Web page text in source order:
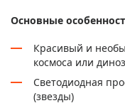
Основные
Красивый и
космоса или
Светодиодная
(звезды)